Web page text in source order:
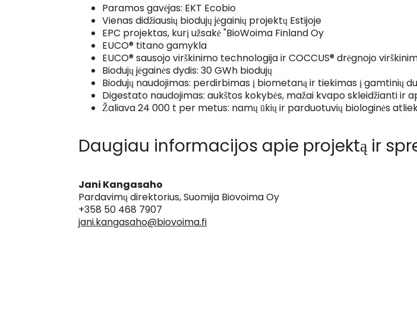
Paramos gavėjas: EKT Ecobio
Vienas didžiausių biodujų jėgainių projektų Estijoje
EPC projektas, kurį užsakė "BioWoima Finland Oy
EUCO® titano gamykla
EUCO® sausojo virškinimo technologija ir COCCUS® drėgnojo
Biodujų jėgainės dydis: 30 GWh biodujų
Biodujų naudojimas: perdirbimas į biometaną ir tiekimas į gamtinių
Digestato naudojimas: aukštos kokybės, mažai kvapo skleidžianti ir
Žaliava 24 000 t per metus: namų ūkių ir parduotuvių biologinės
Daugiau informacijos apie projektą ir
Jani Kangasaho
Pardavimų direktorius, Suomija Biovoima Oy
+358 50 468 7907
jani.kangasaho@biovoima.fi